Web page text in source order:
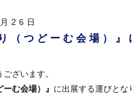
26日
つどーむ会場）』
ざいます。
む会場）』 に出展する運びとな